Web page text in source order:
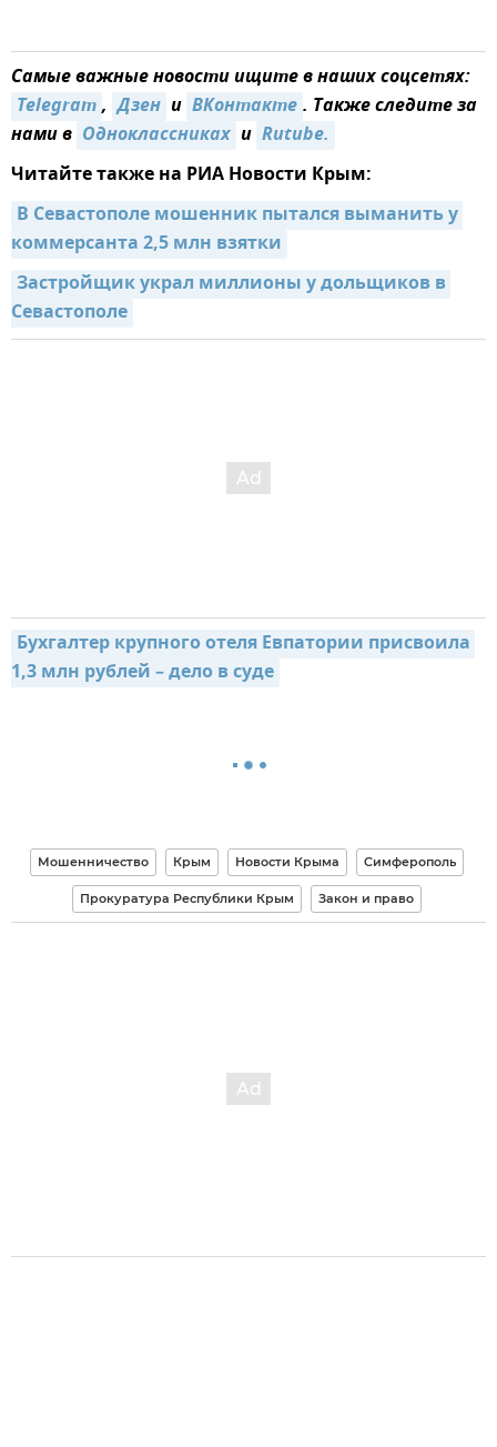
Самые важные новости ищите в наших соцсетях:
Telegram, Дзен и ВКонтакте. Также следите за
нами в Одноклассниках и Rutube.
Читайте также на РИА Новости Крым:
В Севастополе мошенник пытался выманить у
коммерсанта 2,5 млн взятки
Застройщик украл миллионы у дольщиков в
Севастополе
Бухгалтер крупного отеля Евпатории присвоила
1,3 млн рублей – дело в суде
Мошенничество Крым Новости Крыма Симферополь
Прокуратура Республики Крым Закон и право